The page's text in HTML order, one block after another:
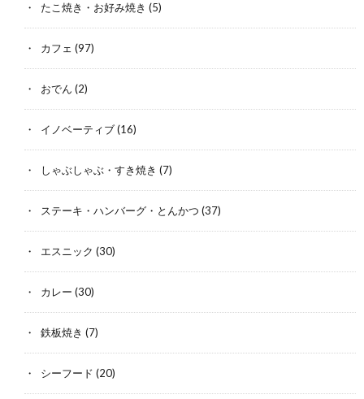
たこ焼き・お好み焼き (5)
カフェ (97)
おでん (2)
イノベーティブ(16)
しゃぶしゃぶ・すき焼き (7)
ステーキ・ハンバーグ・とんかつ (37)
エスニック (30)
カレー (30)
鉄板焼き (7)
シーフード (20)